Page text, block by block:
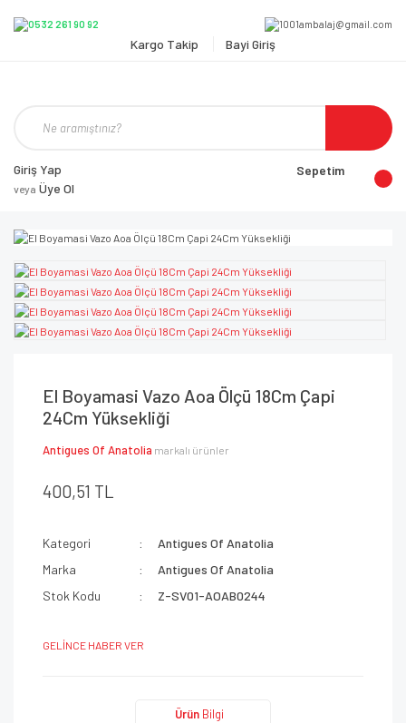
Kargo Takip Bayi Giriş
Giriş Yap
veya Üye Ol
Sepetim
El Boyamasi Vazo Aoa Ölçü 18Cm Çapi
24Cm Yüksekliği
Antigues Of Anatolia markalı ürünler
400,51 TL
Kategori
Antigues Of Anatolia
Marka
Antigues Of Anatolia
Stok Kodu
Z-SV01-AOAB0244
GELİNCE HABER VER
Ürün Bilgi